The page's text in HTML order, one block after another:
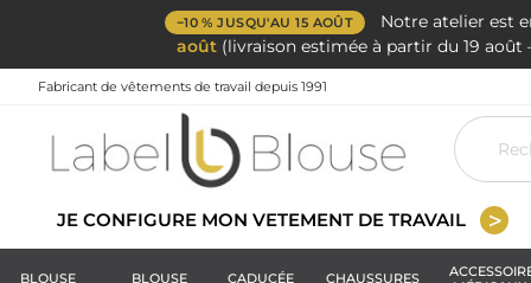
−10 % JUSQU'AU 15 AOÛT
Notre atelier est
août (livraison estimée à partir du 19
Fabricant de vêtements de travail depuis 1991
JE CONFIGURE MON VETEMENT DE TRAVAIL
BLOUSE
BLOUSE
CADUCÉE
CHAUSSURES